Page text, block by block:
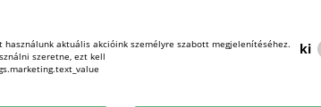
aktuális akcióink személyre szabott megjelenítéséhez.
szeretne, ezt kell
ki
kitöltésével, a költségvállalási nyilatkozat és